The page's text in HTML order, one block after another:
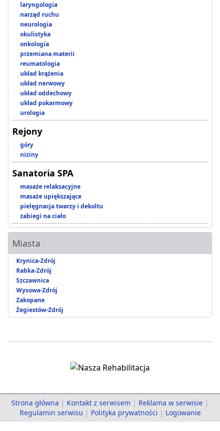
laryngologia
narząd ruchu
neurologia
okulistyka
onkologia
przemiana materii
reumatologia
układ krążenia
układ nerwowy
układ oddechowy
układ pokarmowy
urologia
Rejony
góry
niziny
Sanatoria SPA
masaże relaksacyjne
masaże upiększające
pielęgnacja twarzy i dekoltu
zabiegi na ciało
Miasta
Krynica-Zdrój
Rabka-Zdrój
Szczawnica
Wysowa-Zdrój
Zakopane
Żegiestów-Zdrój
Strona główna | Kontakt z serwisem | Reklama w serwisie |
Regulamin serwisu | Polityka prywatności | Logowanie